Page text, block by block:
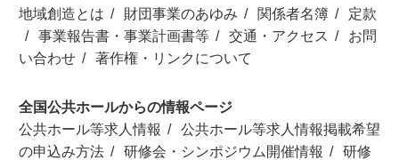
地域創造とは
財団事業のあゆみ 関係者名簿
定款
事業報告書・事業計画書等
交通・アクセス
お問
い合わせ
著作権・リンクについて
全国公共ホールからの情報ページ
公共ホール等求人情報
公共ホール等求人情報掲載希望
の申込み方法
研修会・シンポジウム開催情報
研修